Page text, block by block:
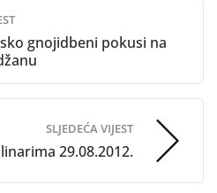
gnojidbeni pokusi na
SLJEDEĆA VIJEST
29.08.2012.